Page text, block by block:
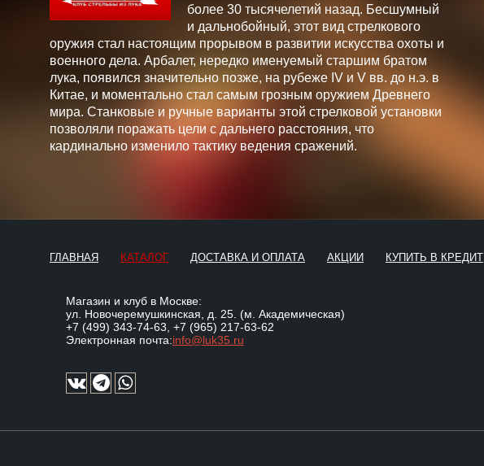
более 30 тысячелетий назад. Бесшумный
и дальнобойный, этот вид стрелкового
оружия стал настоящим прорывом в развитии искусства охоты и
военного дела. Арбалет, нередко именуемый старшим братом
лука, появился значительно позже, на рубеже IV и V вв. до н.э. в
Китае, и моментально стал самым грозным оружием Древнего
мира. Станковые и ручные варианты этой стрелковой установки
позволяли поражать цели с дальнего расстояния, что
кардинально изменило тактику ведения сражений.
ГЛАВНАЯ КАТАЛОГ ДОСТАВКА И ОПЛАТА АКЦИИ КУПИТЬ В КРЕДИТ
Магазин и клуб в Москве:
ул. Новочеремушкинская, д. 25. (м. Академическая)
+7 (499) 343-74-63 +7 (965) 217-63-62
Электронная почта:info@luk35.ru